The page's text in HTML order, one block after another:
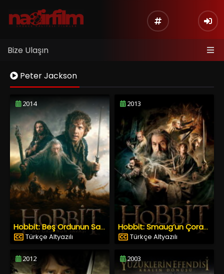
Bize Ulaşın
Peter Jackson
2014
Hobbit: Beş Ordunun Savaşı
Türkçe Altyazılı
2013
Hobbit: Smaug’un Çorak Toprakları
Türkçe Altyazılı
2012 2003